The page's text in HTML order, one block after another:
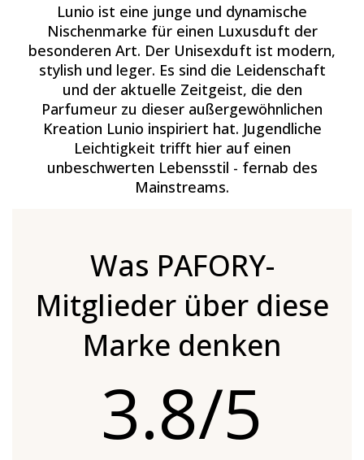
Lunio ist eine junge und dynamische
Nischenmarke für einen Luxusduft der
besonderen Art. Der Unisexduft ist modern,
stylish und leger. Es sind die Leidenschaft
und der aktuelle Zeitgeist, die den
Parfumeur zu dieser außergewöhnlichen
Kreation Lunio inspiriert hat. Jugendliche
Leichtigkeit trifft hier auf einen
unbeschwerten Lebensstil - fernab des
Mainstreams.
Was PAFORY-
Mitglieder über diese
Marke denken
3.8/5